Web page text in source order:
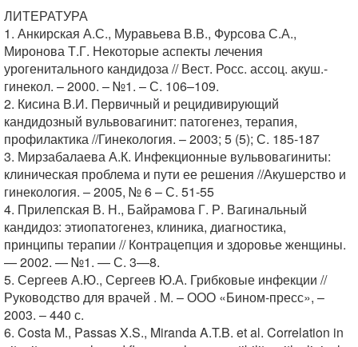
ЛИТЕРАТУРА
1. Анкирская А.С., Муравьева В.В., Фурсова С.А.,
Миронова Т.Г. Некоторые аспекты лечения
урогенитального кандидоза // Вест. Росс. ассоц. акуш.-
гинекол. – 2000. – №1. – С. 106–109.
2. Кисина В.И. Первичный и рецидивирующий
кандидозный вульвовагинит: патогенез, терапия,
профилактика //Гинекология. – 2003; 5 (5); С. 185-187
3. Мирзабалаева А.К. Инфекционные вульвовагиниты:
клиническая проблема и пути ее решения //Акушерство и
гинекология. – 2005, № 6 – С. 51-55
4. Прилепская В. Н., Байрамова Г. Р. Вагинальный
кандидоз: этиопатогенез, клиника, диагностика,
принципы терапии // Контрацепция и здоровье женщины.
— 2002. — №1. — С. 3—8.
5. Сергеев А.Ю., Сергеев Ю.А. Грибковые инфекции //
Руководство для врачей . М. – ООО «Бином-пресс», –
2003. – 440 с.
6. Costa M., Passas X.S., Miranda A.T.B. et al. Correlation in